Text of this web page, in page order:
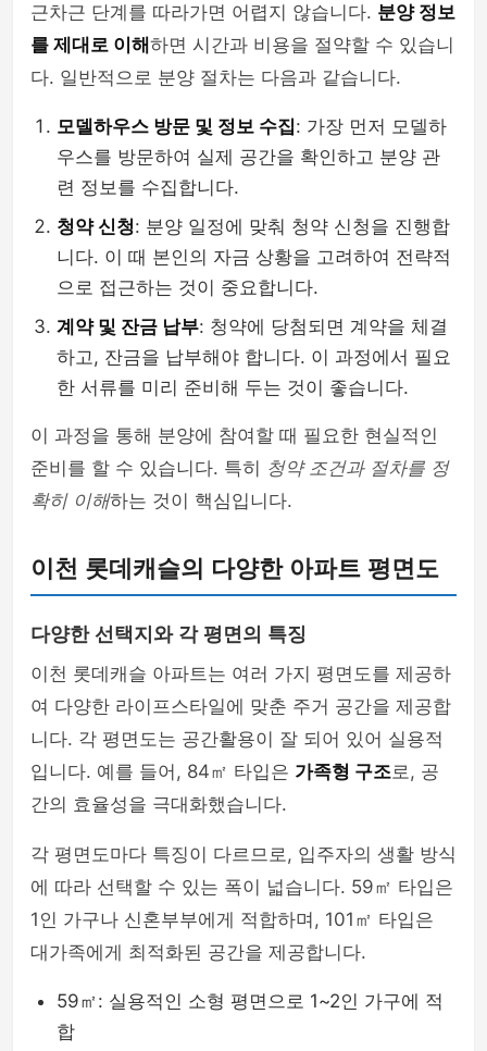
근차근 단계를 따라가면 어렵지 않습니다. 분양 정보
를 제대로 이해하면 시간과 비용을 절약할 수 있습니
다. 일반적으로 분양 절차는 다음과 같습니다.
모델하우스 방문 및 정보 수집: 가장 먼저 모델하
우스를 방문하여 실제 공간을 확인하고 분양 관
련 정보를 수집합니다.
청약 신청: 분양 일정에 맞춰 청약 신청을 진행합
니다. 이 때 본인의 자금 상황을 고려하여 전략적
으로 접근하는 것이 중요합니다.
계약 및 잔금 납부: 청약에 당첨되면 계약을 체결
하고, 잔금을 납부해야 합니다. 이 과정에서 필요
한 서류를 미리 준비해 두는 것이 좋습니다.
이 과정을 통해 분양에 참여할 때 필요한 현실적인
준비를 할 수 있습니다. 특히 청약 조건과 절차를 정
확히 이해하는 것이 핵심입니다.
이천 롯데캐슬의 다양한 아파트 평면도
다양한 선택지와 각 평면의 특징
이천 롯데캐슬 아파트는 여러 가지 평면도를 제공하
여 다양한 라이프스타일에 맞춘 주거 공간을 제공합
니다. 각 평면도는 공간활용이 잘 되어 있어 실용적
입니다. 예를 들어, 84㎡ 타입은 가족형 구조로, 공
간의 효율성을 극대화했습니다.
각 평면도마다 특징이 다르므로, 입주자의 생활 방식
에 따라 선택할 수 있는 폭이 넓습니다. 59㎡ 타입은
1인 가구나 신혼부부에게 적합하며, 101㎡ 타입은
대가족에게 최적화된 공간을 제공합니다.
59㎡: 실용적인 소형 평면으로 1~2인 가구에 적
합